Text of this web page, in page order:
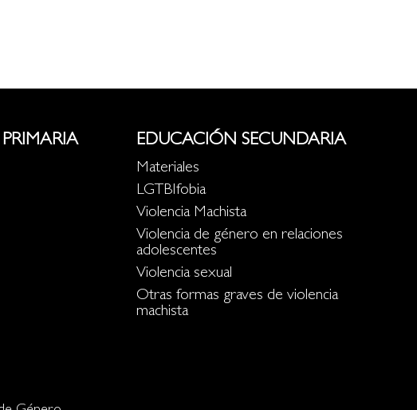
EDUCACIÓN SECUNDARIA
Materiales
LGTBIfobia
Violencia Machista
Violencia de género en relaciones
adolescentes
Violencia sexual
Otras formas graves de violencia
machista